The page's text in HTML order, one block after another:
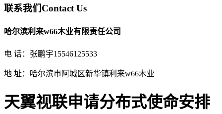
联系我们Contact Us
哈尔滨利来w66木业有限责任公司
电 话：张鹏宇15546125533
地 址：哈尔滨市阿城区新华镇利来w66木业
天翼视联申请分布式使命安排